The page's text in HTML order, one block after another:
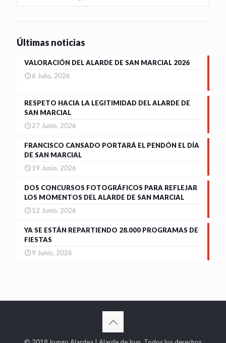
Últimas noticias
VALORACIÓN DEL ALARDE DE SAN MARCIAL 2026
6 Julio, 2026
RESPETO HACIA LA LEGITIMIDAD DEL ALARDE DE
SAN MARCIAL
27 Junio, 2026
FRANCISCO CANSADO PORTARÁ EL PENDÓN EL DÍA
DE SAN MARCIAL
19 Junio, 2026
DOS CONCURSOS FOTOGRÁFICOS PARA REFLEJAR
LOS MOMENTOS DEL ALARDE DE SAN MARCIAL
12 Junio, 2026
YA SE ESTÁN REPARTIENDO 28.000 PROGRAMAS DE
FIESTAS
9 Junio, 2026